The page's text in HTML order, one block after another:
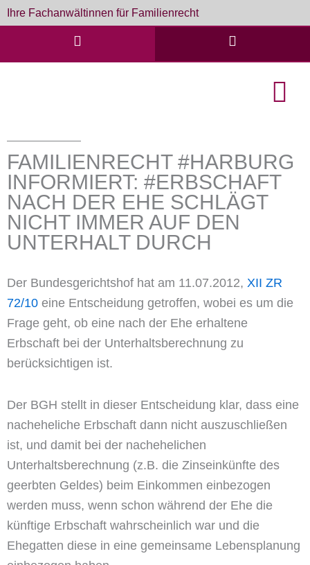
Zum
Inhalt
Ihre Fachanwältinnen für Familienrecht
FAMILIENRECHT #HARBURG
INFORMIERT: #ERBSCHAFT
NACH DER EHE SCHLÄGT
NICHT IMMER AUF DEN
UNTERHALT DURCH
Der Bundesgerichtshof hat am 11.07.2012, XII ZR
72/10 eine Entscheidung getroffen, wobei es um die
Frage geht, ob eine nach der Ehe erhaltene
Erbschaft bei der Unterhaltsberechnung zu
berücksichtigen ist.
Der BGH stellt in dieser Entscheidung klar, dass eine
nacheheliche Erbschaft dann nicht auszuschließen
ist, und damit bei der nachehelichen
Unterhaltsberechnung (z.B. die Zinseinkünfte des
geerbten Geldes) beim Einkommen einbezogen
werden muss, wenn schon während der Ehe die
künftige Erbschaft wahrscheinlich war und die
Ehegatten diese in eine gemeinsame Lebensplanung